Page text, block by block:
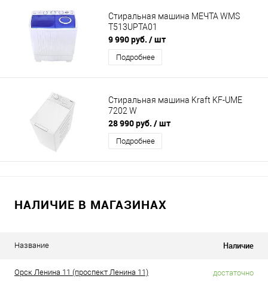
Стиральная машина МЕЧТА WMS
T513UPTA01
9 990 руб. / шт
Подробнее
Стиральная машина Kraft KF-UME
7202 W
28 990 руб. / шт
Подробнее
НАЛИЧИЕ В МАГАЗИНАХ
Название Наличие
Орск Ленина 11 (проспект Ленина 11) достаточно